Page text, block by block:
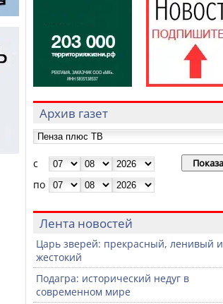
Архив газет
с
по
Лента новостей
Царь зверей: прекрасный, ленивый и
жестокий
Подагра: исторический недуг в
современном мире